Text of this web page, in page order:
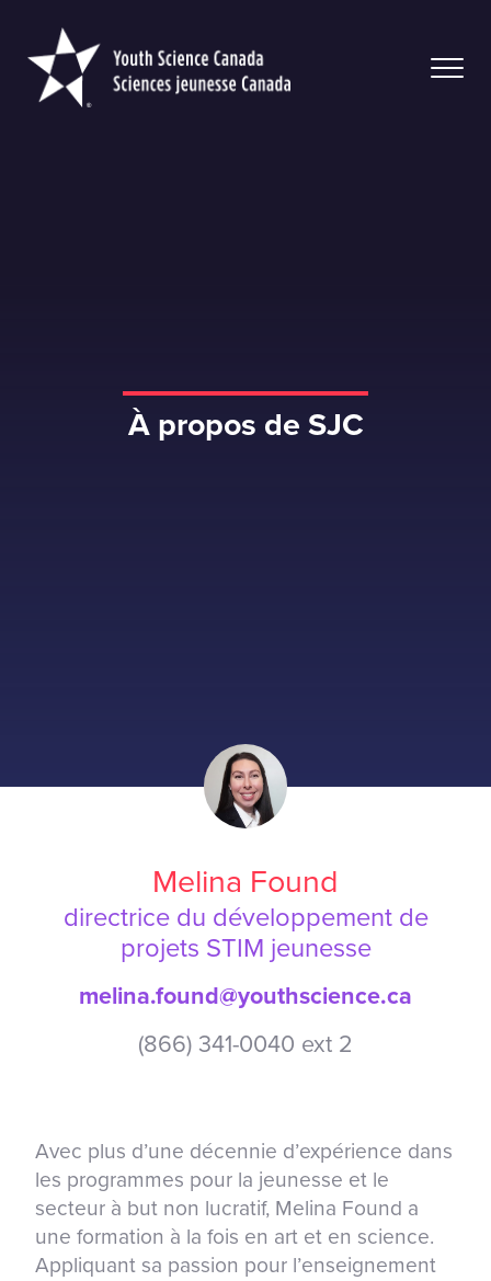
Youth
Science
Canada
À propos de SJC
Melina Found
directrice du développement de
projets STIM jeunesse
melina.found@youthscience.ca
(866) 341-0040 ext 2
Avec plus d’une décennie d’expérience dans
les programmes pour la jeunesse et le
secteur à but non lucratif, Melina Found a
une formation à la fois en art et en science.
Appliquant sa passion pour l’enseignement